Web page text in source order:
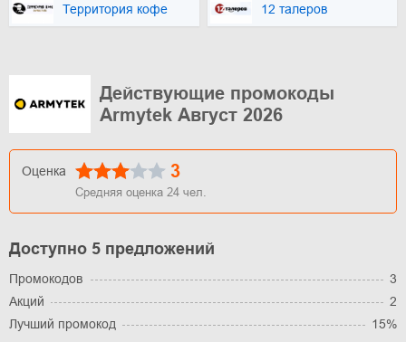
Территория кофе 12 талеров
Действующие промокоды
Armytek Август 2026
Оценка 3
Средняя оценка 24 чел.
Доступно 5 предложений
Промокодов
3
Акций
2
Лучший промокод
15%